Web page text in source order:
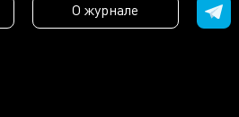
О журнале